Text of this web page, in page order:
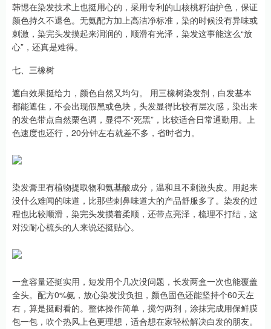
韩愢在染发技术上也挺用心的，采用专利的山核桃籽油护色，保证
颜色持久不退色。无氨配方加上高洁净标准，染的时候没有异味或
刺激，染完头发摸起来润润的，顺滑有光泽，染发这事能这么“放
心”，还真是难得。
七、三橡树
遮白效果挺给力，颜色自然又均匀。 用三橡树染发剂，白发基本
都能遮住，不会出现假黑或色块，头发显得比较有层次感，染出来
的发色带点自然栗色调，显得不“死黑”，比较适合日常通勤用。上
色速度也还行，20分钟左右就差不多，省时省力。
染发膏里有植物提取物和氨基酸成分，温和且不刺激头皮。用起来
没什么难闻的味道，比那些刺鼻味道大的产品舒服多了。染发的过
程也比较顺滑，染完头发摸着柔顺，还带点亮泽，梳理不打结，这
对没耐心梳头的人来说还挺贴心。
一盒容量还挺实用，短发用个几次没问题，长发两盒一次也能覆盖
全头。配方0%氨，放心染发没负担，颜色固色还能坚持个60天左
右，算是挺耐看的。整体操作简单，搅匀两剂，涂抹完成用保鲜膜
包一包，吹个热风上色更理想，适合想在家轻松解决白发的朋友。